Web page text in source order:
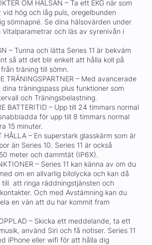
OM HÄLSAN – Ta ett EKG när som
vid hög och låg puls, oregelbunden
sömnapné. Se dina hälsovärden under
och läs av syrenivån i
– Tunna och lätta Series 11 är bekväm
så att det blir enkelt att hålla koll på
träning till sömn.
TRÄNINGSPARTNER – Med avancerade
träningspass plus funktioner som
och Träningsbelastning.
BATTERITID – Upp till 24 timmars normal
för upp till 8 timmars normal
15 minuter.
HÅLLA – En superstark glasskärm som är
än Series 10. Series 11 är också
meter och dammtät (IP6X).
– Series 11 kan känna av om du
om en allvarlig bilolycka och kan då
till att ringa räddningstjänsten och
Och med Avstämning kan du
en vän att du har kommit fram
– Skicka ett meddelande, ta ett
använd Siri och få notiser. Series 11
iPhone eller wifi för att hålla dig